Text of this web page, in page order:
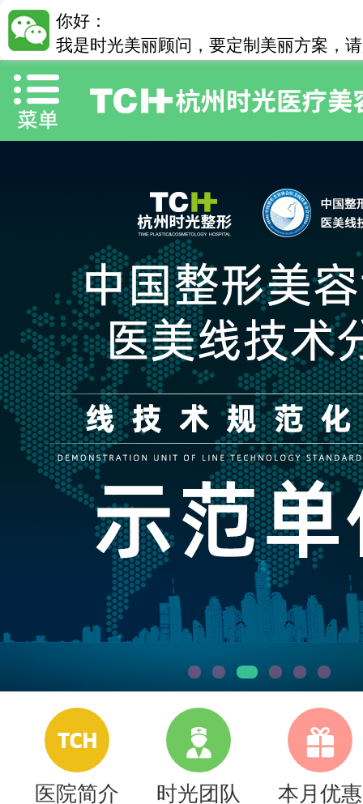
TCH
医院简介
时光团队 本月优惠
你好：
我是时光美丽顾问，要定制美丽方案，